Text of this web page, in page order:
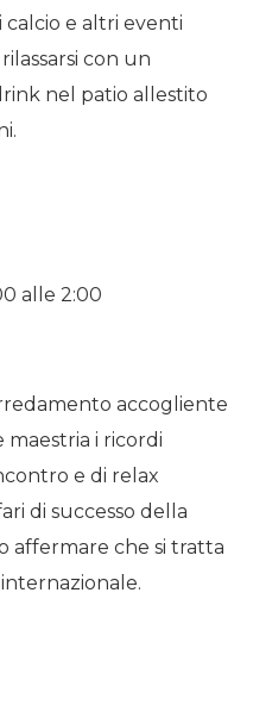
e altri eventi
con un
nel patio allestito
alle 2:00
accogliente
maestria i ricordi
e di relax
di successo della
affermare che si tratta